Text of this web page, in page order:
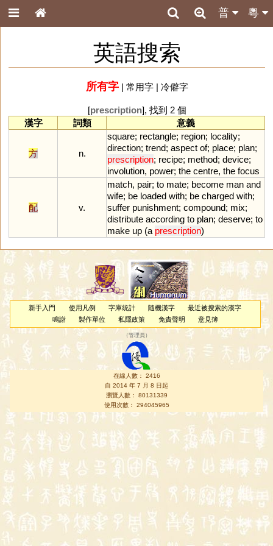
粵
普
英語搜索
所有字| 常用字| 冷僻字
[prescription], 找到 2 個
漢字
詞類 意義
方 n.
square; rectangle; region; locality;
direction; trend; aspect of; place; plan;
prescription; recipe; method; device;
involution, power; the centre, the focus
配 v.
match, pair; to mate; become man and
wife; be loaded with; be charged with;
suffer punishment; compound; mix;
distribute according to plan; deserve; to
make up (a prescription)
新手入門 使用凡例 字庫統計 隨機漢字
最近被搜索的漢字
鳴謝
製作單位 私隱政策 免責聲明 意見簿
（管理員 ）
在線人數： 2416
自 2014 年 7 月 8 日起
瀏覽人數： 80131339
使用次數： 294045965